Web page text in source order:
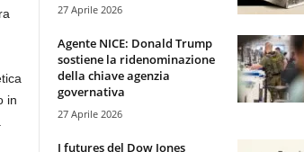
in
27 Aprile 2026
Agente NICE: Donald Trump
sostiene la ridenominazione
della chiave agenzia
governativa
27 Aprile 2026
I futures del Dow Jones